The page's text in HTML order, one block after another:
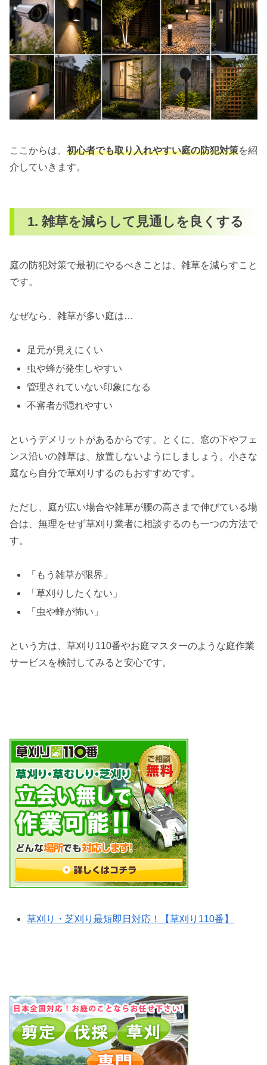
ここからは、 初心者でも取り入れやすい庭の防犯対策を紹
介していきます。
1. 雑草を減らして見通しを良くする
庭の防犯対策で最初にやるべきことは、雑草を減らすこと
です。
なぜなら、雑草が多い庭は…
足元が見えにくい
虫や蜂が発生しやすい
管理されていない印象になる
不審者が隠れやすい
というデメリットがあるからです。とくに、窓の下やフェ
ンス沿いの雑草は、放置しないようにしましょう。小さな
庭なら自分で草刈りするのもおすすめです。
ただし、庭が広い場合や雑草が腰の高さまで伸びている場
合は、無理をせず草刈り業者に相談するのも一つの方法で
す。
「もう雑草が限界」
「草刈りしたくない」
「虫や蜂が怖い」
という方は、草刈り110番やお庭マスターのような庭作業
サービスを検討してみると安心です。
草刈り・芝刈り最短即日対応！【草刈り110番】